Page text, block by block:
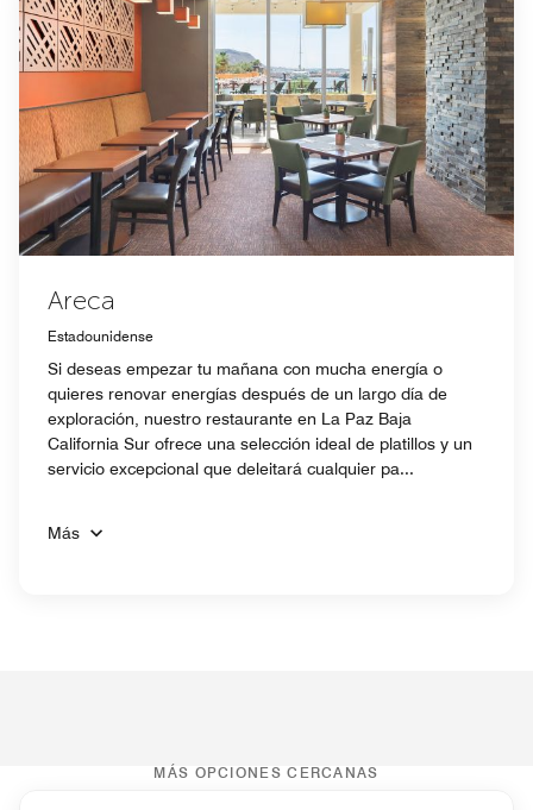
Areca
Estadounidense
Si deseas empezar tu mañana con mucha energía o
quieres renovar energías después de un largo día de
exploración, nuestro restaurante en La Paz Baja
California Sur ofrece una selección ideal de platillos y un
servicio excepcional que deleitará cualquier pa...
Más
MÁS OPCIONES CERCANAS